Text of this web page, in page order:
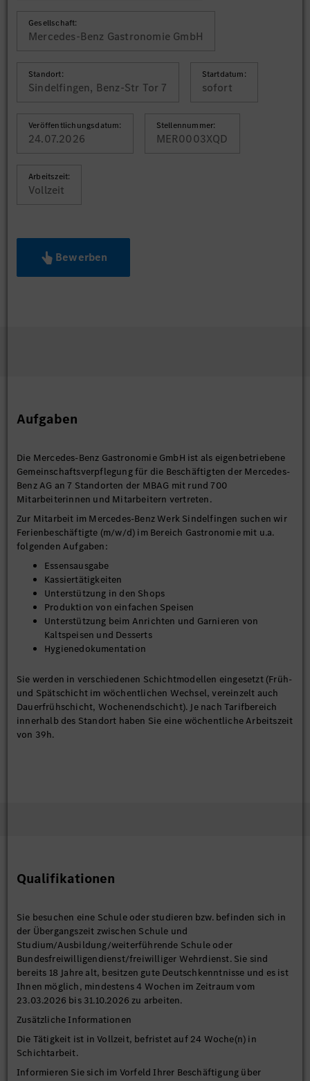
Gesellschaft:
Mercedes-Benz Gastronomie GmbH
Standort:
Sindelfingen, Benz-Str Tor 7
Startdatum:
sofort
Veröffentlichungsdatum:
24.07.2026
Stellennummer:
MER0003XQD
Arbeitszeit:
Vollzeit
Bewerben
Aufgaben
Die Mercedes-Benz Gastronomie GmbH ist als eigenbetriebene
Gemeinschaftsverpflegung für die Beschäftigten der Mercedes-
Benz AG an 7 Standorten der MBAG mit rund 700
Mitarbeiterinnen und Mitarbeitern vertreten.
Zur Mitarbeit im Mercedes-Benz Werk Sindelfingen suchen wir
Ferienbeschäftigte (m/w/d) im Bereich Gastronomie mit u.a.
folgenden Aufgaben:
Essensausgabe
Kassiertätigkeiten
Unterstützung in den Shops
Produktion von einfachen Speisen
Unterstützung beim Anrichten und Garnieren von
Kaltspeisen und Desserts
Hygienedokumentation
Sie werden in verschiedenen Schichtmodellen eingesetzt (Früh-
und Spätschicht im wöchentlichen Wechsel, vereinzelt auch
Dauerfrühschicht, Wochenendschicht). Je nach Tarifbereich
innerhalb des Standort haben Sie eine wöchentliche Arbeitszeit
von 39h.
Qualifikationen
Sie besuchen eine Schule oder studieren bzw. befinden sich in
der Übergangszeit zwischen Schule und
Studium/Ausbildung/weiterführende Schule oder
Bundesfreiwilligendienst/freiwilliger Wehrdienst. Sie sind
bereits 18 Jahre alt, besitzen gute Deutschkenntnisse und es ist
Ihnen möglich, mindestens 4 Wochen im Zeitraum vom
23.03.2026 bis 31.10.2026 zu arbeiten.
Zusätzliche Informationen
Die Tätigkeit ist in Vollzeit, befristet auf 24 Woche(n) in
Schichtarbeit.
Informieren Sie sich im Vorfeld Ihrer Beschäftigung über